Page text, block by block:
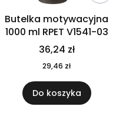
Butelka motywacyjna
1000 ml RPET V1541-03
36,24 zł
29,46 zł
Do koszyka